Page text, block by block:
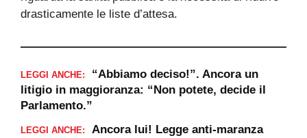
drasticamente le liste d’attesa.
LEGGI ANCHE:
“Abbiamo deciso!”. Ancora un
litigio in maggioranza: “Non potete, decide il
Parlamento.”
LEGGI ANCHE:
Ancora lui! Legge anti-maranza